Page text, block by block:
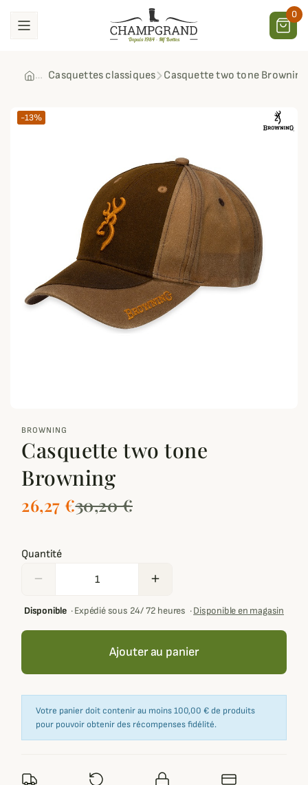
0
Casquettes classiques Casquette two tone Browning
-13%
BROWNING
Casquette two tone
Browning
26,27 €30,20 €
Quantité
remove add
Disponible·Expédié sous 24/ 72 heures ·Disponible en magasin
Ajouter au panier
Votre panier doit contenir au moins 100,00 € de produits
pour pouvoir obtenir des récompenses fidélité.